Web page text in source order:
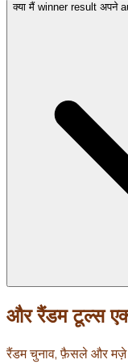
क्या मैं winner result अपने
और रैंडम टूल्स
रैंडम चुनाव, फ़ैसले और